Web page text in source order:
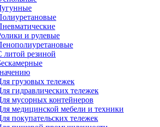
и рулевые
литой резиной
грузовых тележек
гидравлических тележек
мусорных контейнеров
медицинской мебели и техники
покупательских тележек